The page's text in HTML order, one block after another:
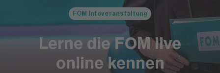
FOM Infoveranstaltung
Lerne die FOM live
online kennen